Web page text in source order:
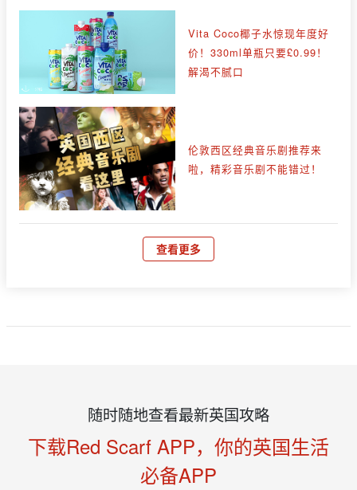
Vita Coco椰子水惊现年度好
价！330ml单瓶只要£0.99！
解渴不腻口
伦敦西区经典音乐剧推荐来
啦，精彩音乐剧不能错过！
查看更多
随时随地查看最新英国攻略
下载Red Scarf APP，你的英国生活
必备APP